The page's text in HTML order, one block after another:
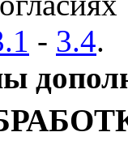
- 3.4.